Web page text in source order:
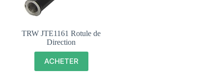
TRW JTE1161 Rotule de
Direction
ACHETER